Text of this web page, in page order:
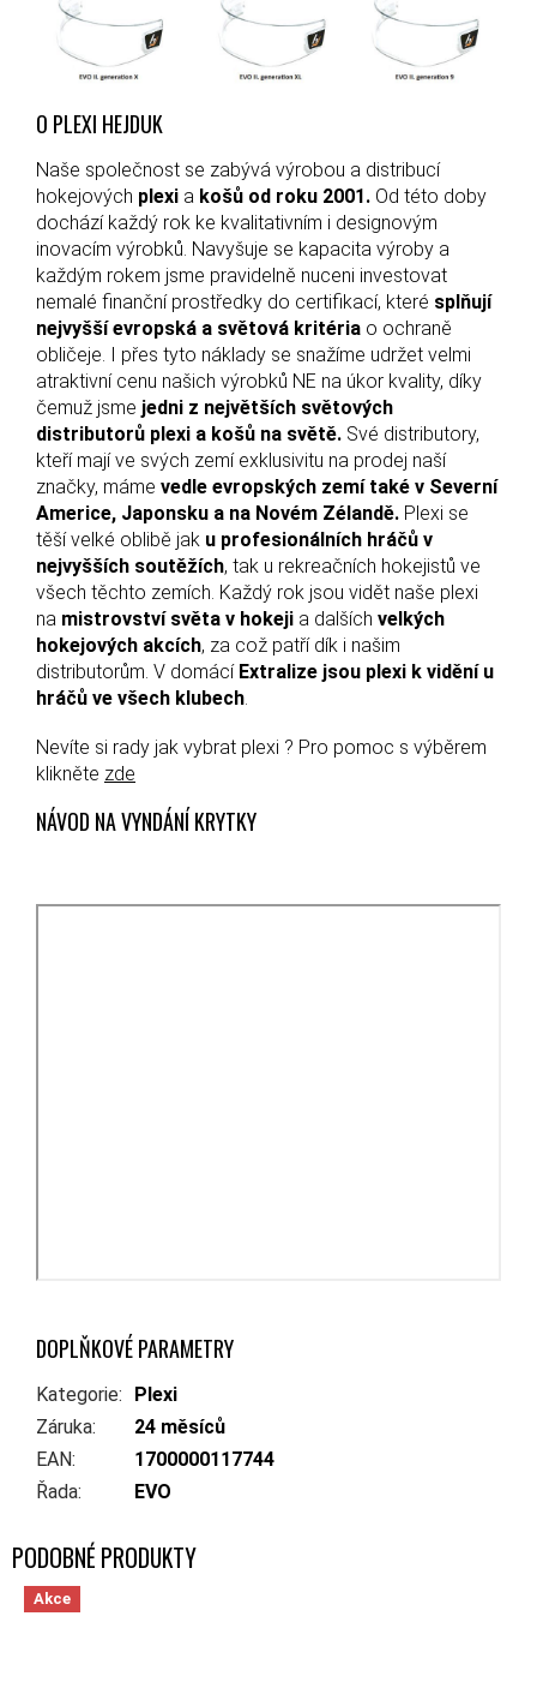
O PLEXI HEJDUK
Naše společnost se zabývá výrobou a distribucí
hokejových plexi a košů od roku 2001. Od této doby
dochází každý rok ke kvalitativním i designovým
inovacím výrobků. Navyšuje se kapacita výroby a
každým rokem jsme pravidelně nuceni investovat
nemalé finanční prostředky do certifikací, které splňují
nejvyšší evropská a světová kritéria o ochraně
obličeje. I přes tyto náklady se snažíme udržet velmi
atraktivní cenu našich výrobků NE na úkor kvality, díky
čemuž jsme jedni z největších světových
distributorů plexi a košů na světě. Své distributory,
kteří mají ve svých zemí exklusivitu na prodej naší
značky, máme vedle evropských zemí také v Severní
Americe, Japonsku a na Novém Zélandě. Plexi se
těší velké oblibě jak u profesionálních hráčů v
nejvyšších soutěžích, tak u rekreačních hokejistů ve
všech těchto zemích. Každý rok jsou vidět naše plexi
na mistrovství světa v hokeji a dalších velkých
hokejových akcích, za což patří dík i našim
distributorům. V domácíExtralize jsou plexi k vidění u
hráčů ve všech klubech.
Nevíte si rady jak vybrat plexi ? Pro pomoc s výběrem
klikněte zde
NÁVOD NA VYNDÁNÍ KRYTKY
DOPLŇKOVÉ PARAMETRY
Kategorie:
Plexi
Záruka:
24 měsíců
EAN:
1700000117744
Řada: EVO
Akce